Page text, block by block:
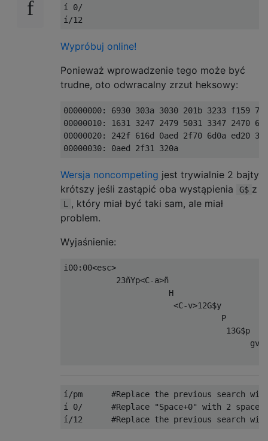
í 0/
Wypróbuj online!
Ponieważ wprowadzenie tego może być
trudne, oto odwracalny zrzut heksowy:
00000000: 6930 303a 3030 201b 3233 f159
00000010: 1631 3247 2479 5031 3347 2470
00000020: 242f 616d 0aed 2f70 6d0a
Wersja noncompeting jest trywialnie 2 bajty
krótszy jeśli zastąpić oba wystąpienia
G$ z
L
, który miał być taki sam, ale miał
problem.
Wyjaśnienie:
i00:00<esc>
23ñYp<C-a>ñ
H
<C-v>12G$y
P
13G$p
gv
í/pm      #Replace the previous search
í 0/      #Replace "Space+0" with 2 spaces